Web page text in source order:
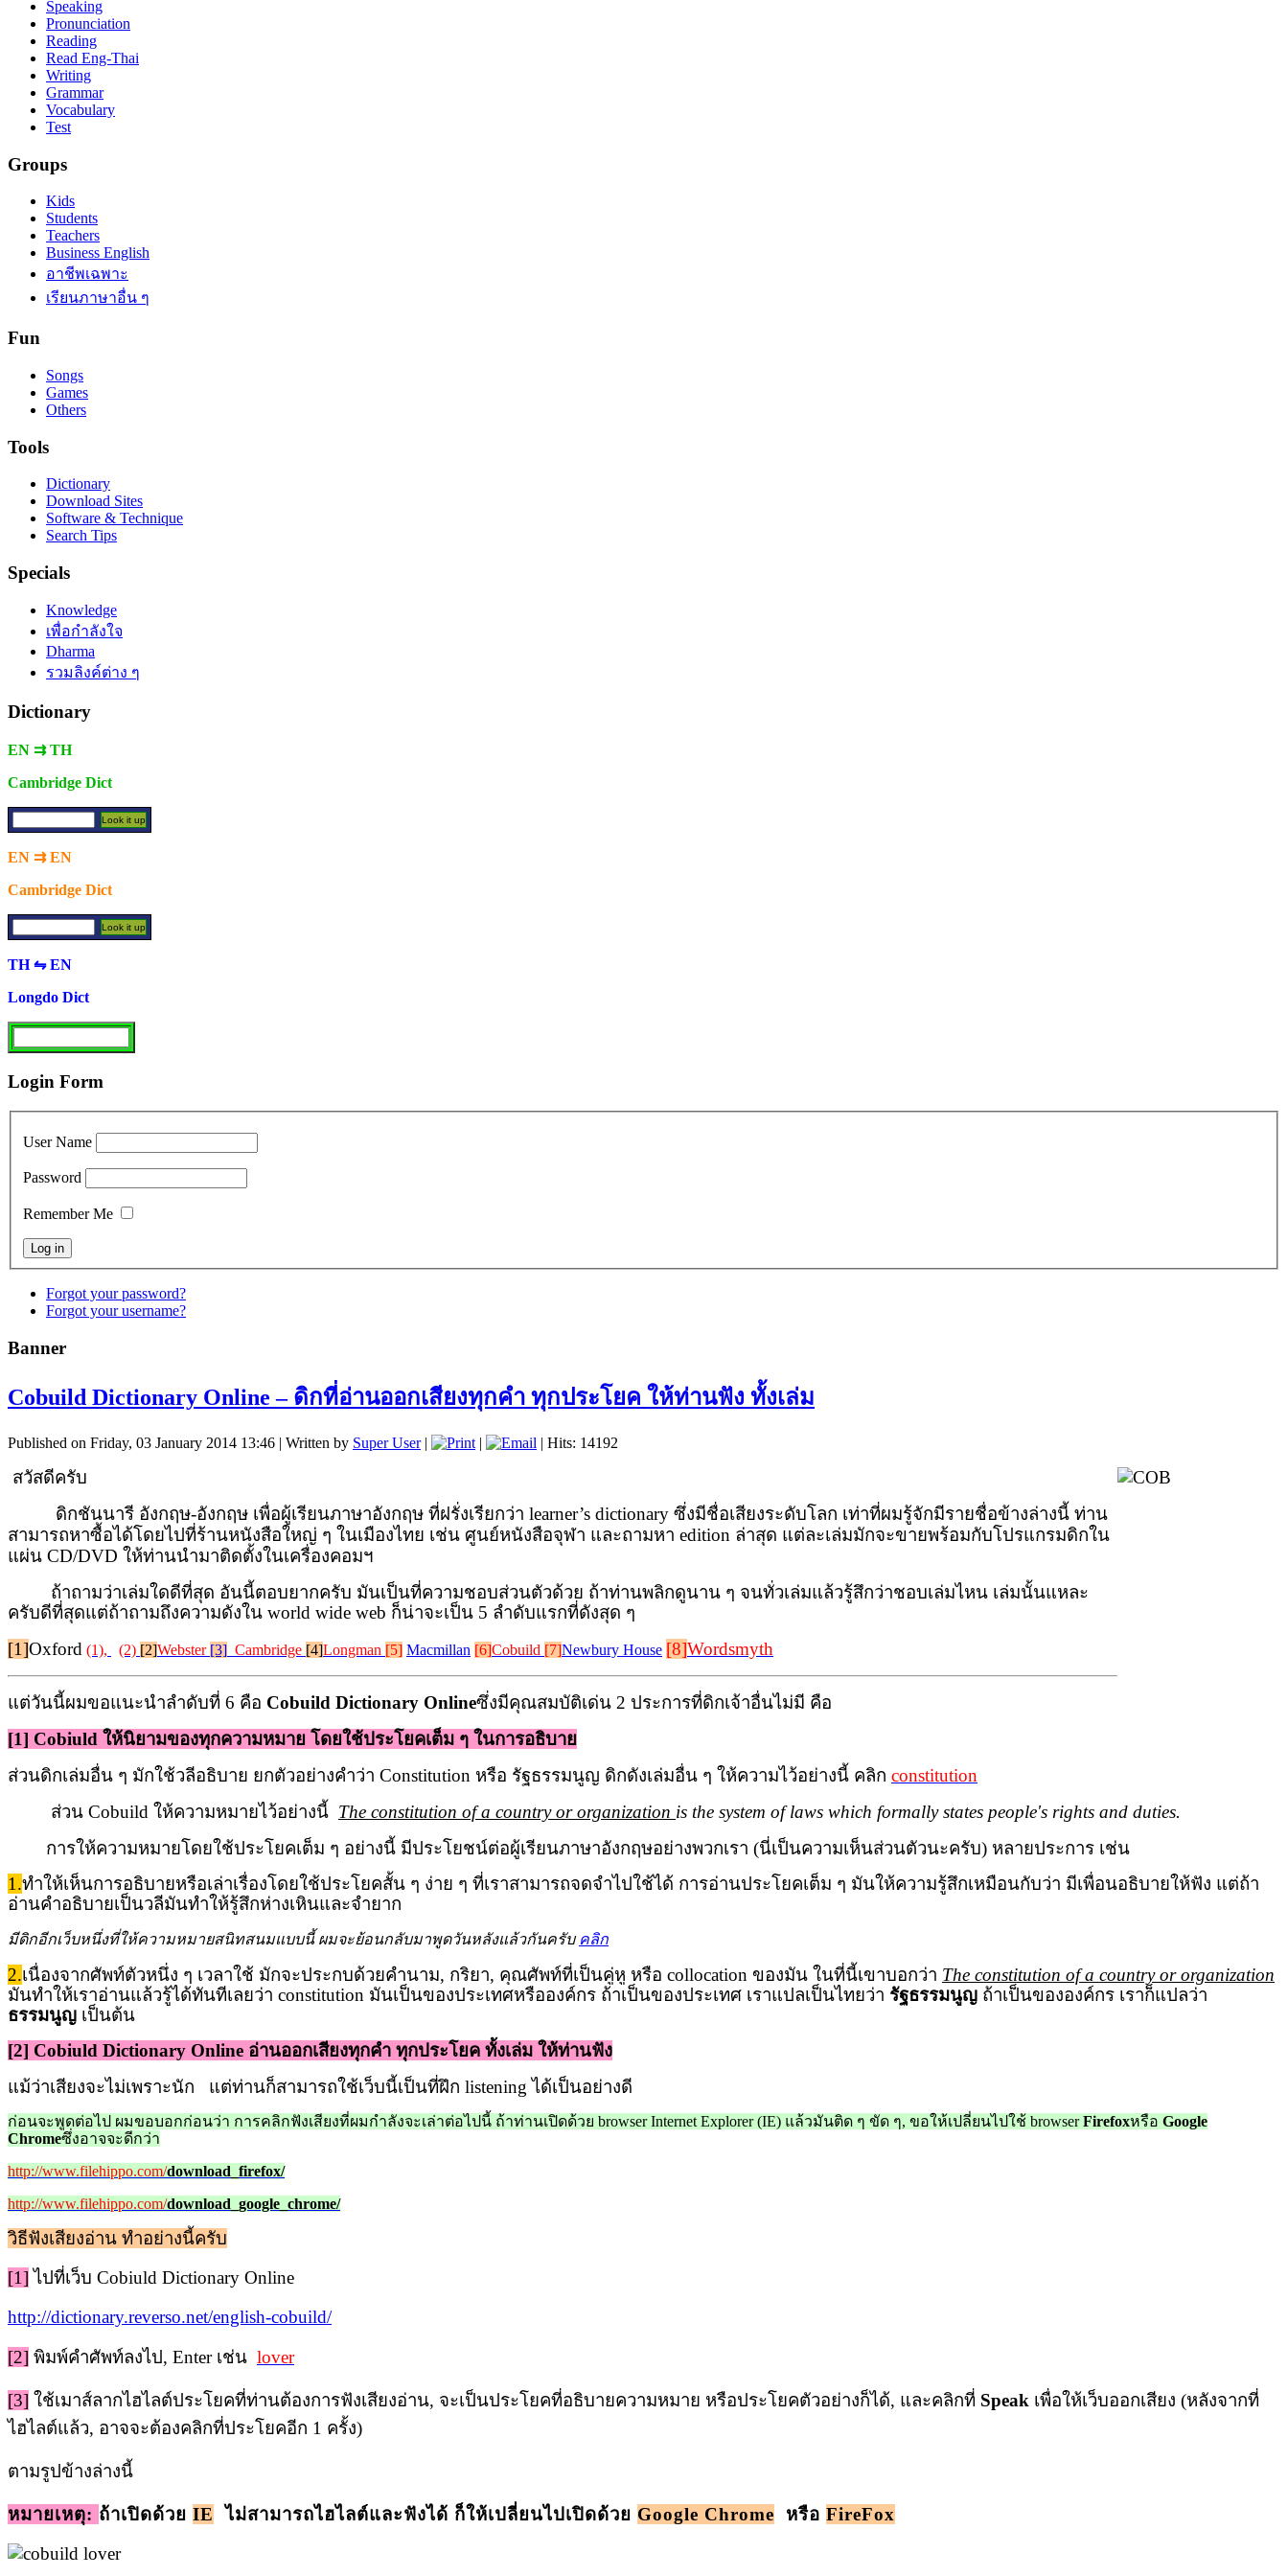
Speaking
Pronunciation
Reading
Read Eng-Thai
Writing
Grammar
Vocabulary
Test
Groups
Kids
Students
Teachers
Business English
อาชีพเฉพาะ
เรียนภาษาอื่น ๆ
Fun
Songs
Games
Others
Tools
Dictionary
Download Sites
Software & Technique
Search Tips
Specials
Knowledge
เพื่อกำลังใจ
Dharma
รวมลิงค์ต่าง ๆ
Dictionary
EN ⇉ TH
Cambridge Dict
EN ⇉ EN
Cambridge Dict
TH ⇋ EN
Longdo Dict
Login Form
User Name
Password
Remember Me
Forgot your password?
Forgot your username?
Banner
Cobuild Dictionary Online – ดิกที่อ่านออกเสียงทุกคำ ทุกประโยค ให้ท่านฟัง ทั้งเล่ม
Published on Friday, 03 January 2014 13:46 | Written by Super User| | | Hits: 14192
สวัสดีครับ
ดิกชันนารี อังกฤษ-อังกฤษ เพื่อผู้เรียนภาษาอังกฤษ ที่ฝรั่งเรียกว่า learner’s dictionary ซึ่งมีชื่อเสียงระดับโลก เท่าที่ผมรู้จักมีรายชื่อข้างล่างนี้ ท่าน
สามารถหาซื้อได้โดยไปที่ร้านหนังสือใหญ่ ๆ ในเมืองไทย เช่น ศูนย์หนังสือจุฬา และถามหา edition ล่าสุด แต่ละเล่มมักจะขายพร้อมกับโปรแกรมดิกใน
แผ่น CD/DVD ให้ท่านนำมาติดตั้งในเครื่องคอมฯ
ถ้าถามว่าเล่มใดดีที่สุด อันนี้ตอบยากครับ มันเป็นที่ความชอบส่วนตัวด้วย ถ้าท่านพลิกดูนาน ๆ จนทั่วเล่มแล้วรู้สึกว่าชอบเล่มไหน เล่มนั้นแหละ
ครับดีที่สุดแต่ถ้าถามถึงความดังใน world wide web ก็น่าจะเป็น 5 ลำดับแรกที่ดังสุด ๆ
[1]Oxford (1), (2) [2]Webster [3] Cambridge [4]Longman [5] Macmillan [6]Cobuild [7]Newbury House [8]Wordsmyth
แต่วันนี้ผมขอแนะนำลำดับที่ 6 คือ Cobuild Dictionary Onlineซึ่งมีคุณสมบัติเด่น 2 ประการที่ดิกเจ้าอื่นไม่มี คือ
[1] Cobiuld ให้นิยามของทุกความหมาย โดยใช้ประโยคเต็ม ๆ ในการอธิบาย
ส่วนดิกเล่มอื่น ๆ มักใช้วลีอธิบาย ยกตัวอย่างคำว่า Constitution หรือ รัฐธรรมนูญ ดิกดังเล่มอื่น ๆ ให้ความไว้อย่างนี้ คลิก constitution
ส่วน Cobuild ให้ความหมายไว้อย่างนี้ The constitution of a country or organization is the system of laws which formally states people's rights and duties.
การให้ความหมายโดยใช้ประโยคเต็ม ๆ อย่างนี้ มีประโยชน์ต่อผู้เรียนภาษาอังกฤษอย่างพวกเรา (นี่เป็นความเห็นส่วนตัวนะครับ) หลายประการ เช่น
1.ทำให้เห็นการอธิบายหรือเล่าเรื่องโดยใช้ประโยคสั้น ๆ ง่าย ๆ ที่เราสามารถจดจำไปใช้ได้ การอ่านประโยคเต็ม ๆ มันให้ความรู้สึกเหมือนกับว่า มีเพื่อนอธิบายให้ฟัง แต่ถ้า
อ่านคำอธิบายเป็นวลีมันทำให้รู้สึกห่างเหินและจำยาก
มีดิกอีกเว็บหนึ่งที่ให้ความหมายสนิทสนมแบบนี้ ผมจะย้อนกลับมาพูดวันหลังแล้วกันครับ คลิก
2.เนื่องจากศัพท์ตัวหนึ่ง ๆ เวลาใช้ มักจะประกบด้วยคำนาม, กริยา, คุณศัพท์ที่เป็นคู่หู หรือ collocation ของมัน ในที่นี้เขาบอกว่า The constitution of a country or organization
มันทำให้เราอ่านแล้วรู้ได้ทันทีเลยว่า constitution มันเป็นของประเทศหรือองค์กร ถ้าเป็นของประเทศ เราแปลเป็นไทยว่า รัฐธรรมนูญ ถ้าเป็นขององค์กร เราก็แปลว่า
ธรรมนูญ เป็นต้น
[2] Cobiuld Dictionary Online อ่านออกเสียงทุกคำ ทุกประโยค ทั้งเล่ม ให้ท่านฟัง
แม้ว่าเสียงจะไม่เพราะนัก แต่ท่านก็สามารถใช้เว็บนี้เป็นที่ฝึก listeningได้เป็นอย่างดี
ก่อนจะพูดต่อไป ผมขอบอกก่อนว่า การคลิกฟังเสียงที่ผมกำลังจะเล่าต่อไปนี้ ถ้าท่านเปิดด้วย browser Internet Explorer (IE) แล้วมันติด ๆ ขัด ๆ, ขอให้เปลี่ยนไปใช้ browserFirefoxหรือ Google
Chromeซึ่งอาจจะดีกว่า
http://www.filehippo.com/download_firefox/
http://www.filehippo.com/download_google_chrome/
วิธีฟังเสียงอ่าน ทำอย่างนี้ครับ
[1] ไปที่เว็บ Cobiuld Dictionary Online
http://dictionary.reverso.net/english-cobuild/
[2] พิมพ์คำศัพท์ลงไป, Enter เช่น lover
[3] ใช้เมาส์ลากไฮไลต์ประโยคที่ท่านต้องการฟังเสียงอ่าน, จะเป็นประโยคที่อธิบายความหมาย หรือประโยคตัวอย่างก็ได้, และคลิกที่ Speak เพื่อให้เว็บออกเสียง (หลังจากที่
ไฮไลต์แล้ว, อาจจะต้องคลิกที่ประโยคอีก 1 ครั้ง)
ตามรูปข้างล่างนี้
หมายเหตุ: ถ้าเปิดด้วย IE ไม่สามารถไฮไลต์และฟังได้ ก็ให้เปลี่ยนไปเปิดด้วย Google Chrome หรือ FireFox